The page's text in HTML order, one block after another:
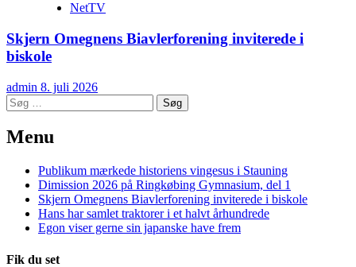
NetTV
Skjern Omegnens Biavlerforening inviterede i
biskole
admin 8. juli 2026
Søg
efter:
Menu
Publikum mærkede historiens vingesus i Stauning
Dimission 2026 på Ringkøbing Gymnasium, del 1
Skjern Omegnens Biavlerforening inviterede i biskole
Hans har samlet traktorer i et halvt århundrede
Egon viser gerne sin japanske have frem
Fik du set